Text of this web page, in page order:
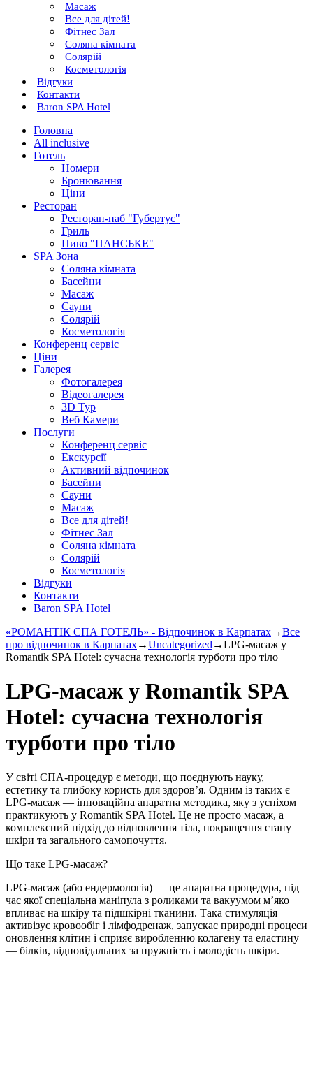
Масаж
Все для дітей!
Фітнес Зал
Соляна кімната
Солярій
Косметологія
Відгуки
Контакти
Baron SPA Hotel
Головна
All inclusive
Готель
Номери
Бронювання
Ціни
Ресторан
Ресторан-паб "Губертус"
Гриль
Пиво "ПАНСЬКЕ"
SPA Зона
Соляна кімната
Басейни
Масаж
Сауни
Солярій
Косметологія
Конференц сервіс
Ціни
Галерея
Фотогалерея
Відеогалерея
3D Тур
Веб Камери
Послуги
Конференц сервіс
Екскурсії
Активний відпочинок
Басейни
Сауни
Масаж
Все для дітей!
Фітнес Зал
Соляна кімната
Солярій
Косметологія
Відгуки
Контакти
Baron SPA Hotel
«РОМАНТІК СПА ГОТЕЛЬ» - Відпочинок в Карпатах→Все
про відпочинок в Карпатах→Uncategorized →LPG-масаж у
Romantik SPA Hotel: сучасна технологія турботи про тіло
LPG-масаж у Romantik SPA
Hotel: сучасна технологія
турботи про тіло
У світі СПА-процедур є методи, що поєднують науку,
естетику та глибоку користь для здоров’я. Одним із таких є
LPG-масаж — інноваційна апаратна методика, яку з успіхом
практикують у Romantik SPA Hotel. Це не просто масаж, а
комплексний підхід до відновлення тіла, покращення стану
шкіри та загального самопочуття.
Що таке LPG-масаж?
LPG-масаж (або ендермологія) — це апаратна процедура, під
час якої спеціальна маніпула з роликами та вакуумом м’яко
впливає на шкіру та підшкірні тканини. Така стимуляція
активізує кровообіг і лімфодренаж, запускає природні процеси
оновлення клітин і сприяє виробленню колагену та еластину
— білків, відповідальних за пружність і молодість шкіри.